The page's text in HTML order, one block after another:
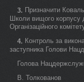
3. Призначити
Школи вищого корпусу
Організаційного
4. Контроль за
заступника Голови
Голова
В. Толкованов